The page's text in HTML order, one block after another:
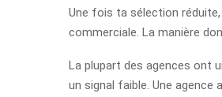
Une fois ta sélection
commerciale. La manière
La plupart des agences ont
un signal faible. Une